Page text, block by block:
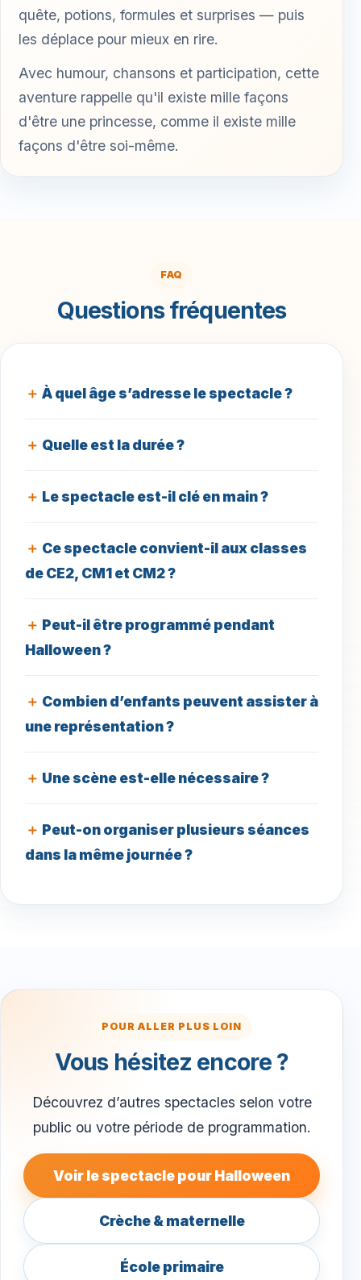
quête, potions, formules et surprises — puis
les déplace pour mieux en rire.
Avec humour, chansons et participation, cette
aventure rappelle qu'il existe mille façons
d'être une princesse, comme il existe mille
façons d'être soi-même.
FAQ
Questions fréquentes
À quel âge s’adresse le spectacle ?
Quelle est la durée ?
Le spectacle est-il clé en main ?
Ce spectacle convient-il aux classes
de CE2, CM1 et CM2 ?
Peut-il être programmé pendant
Halloween ?
Combien d’enfants peuvent assister à
une représentation ?
Une scène est-elle nécessaire ?
Peut-on organiser plusieurs séances
dans la même journée ?
POUR ALLER PLUS LOIN
Vous hésitez encore ?
Découvrez d’autres spectacles selon votre
public ou votre période de programmation.
Voir le spectacle pour Halloween
Crèche & maternelle
École primaire